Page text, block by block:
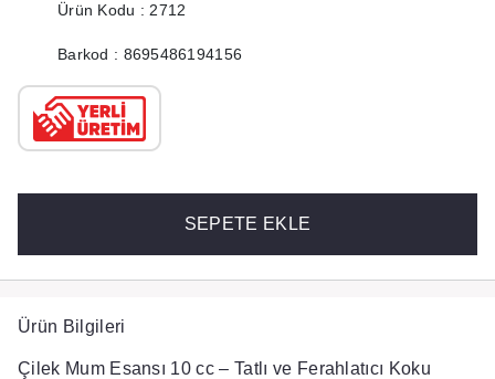
Ürün Kodu : 2712
Barkod : 8695486194156
SEPETE EKLE
Ürün Bilgileri
Çilek Mum Esansı 10 cc – Tatlı ve Ferahlatıcı Koku